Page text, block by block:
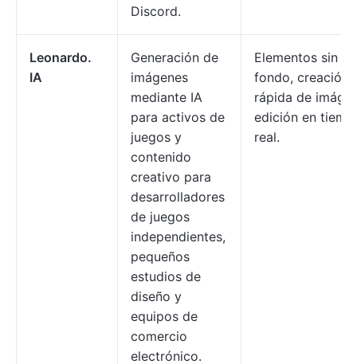
Discord.
Leonardo.
IA
Generación de
imágenes
mediante IA
para activos de
juegos y
contenido
creativo para
desarrolladores
de juegos
independientes,
pequeños
estudios de
diseño y
equipos de
comercio
electrónico.
Elementos sin
fondo, creación
rápida de
edición en
real.